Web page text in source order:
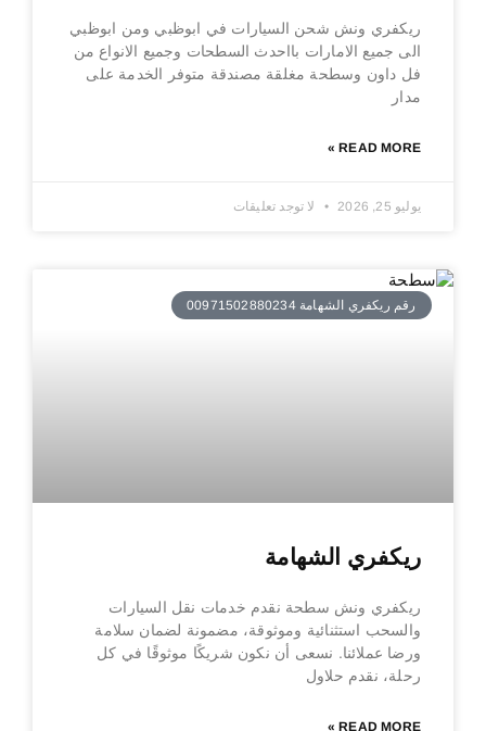
ريكفري ونش شحن السيارات في ابوظبي ومن ابوظبي
الى جميع الامارات بااحدث السطحات وجميع الانواع من
فل داون وسطحة مغلقة مصندقة متوفر الخدمة على
مدار
READ MORE »
يوليو 25, 2026 لا توجد تعليقات
رقم ريكفري الشهامة 00971502880234
ريكفري الشهامة
ريكفري ونش سطحة نقدم خدمات نقل السيارات
والسحب استثنائية وموثوقة، مضمونة لضمان سلامة
ورضا عملائنا. نسعى أن نكون شريكًا موثوقًا في كل
رحلة، نقدم حلاول
READ MORE »